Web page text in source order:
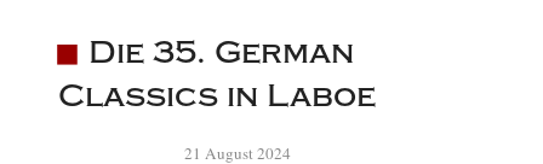
Die 35. German
Classics in Laboe
21 August 2024